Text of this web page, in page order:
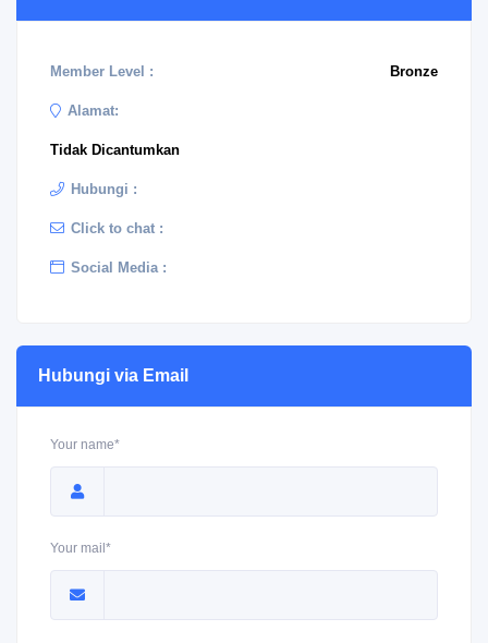
Member Level : Bronze
Alamat:
Tidak Dicantumkan
Hubungi :
Click to chat :
Social Media :
Hubungi via Email
Your name*
Your mail*